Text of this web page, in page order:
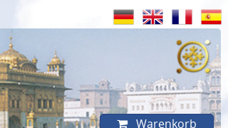
Warenkorb